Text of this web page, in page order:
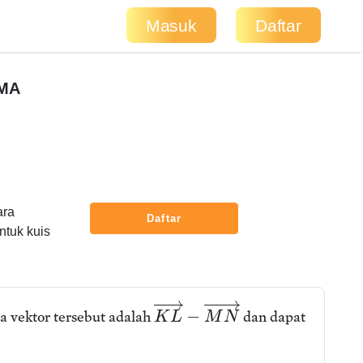
Masuk Daftar
kuis
Daftar
vektor tersebut adalahKL − MN dan dapat